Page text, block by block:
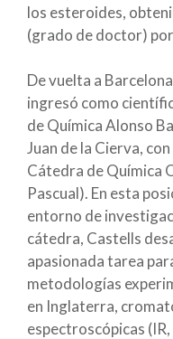
los esteroides,
(grado de doctor)
De vuelta a
ingresó como
de Química Alonso
Juan de la Cierva,
Cátedra de Química
Pascual). En esta
entorno de
cátedra, Castells
apasionada tarea
metodologías
en Inglaterra,
espectroscópicas